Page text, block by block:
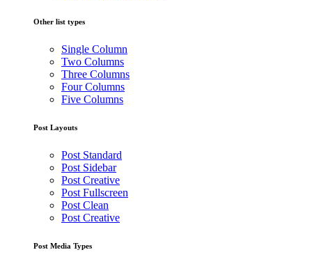
Other list types
Single Column
Two Columns
Three Columns
Four Columns
Five Columns
Post Layouts
Post Standard
Post Sidebar
Post Creative
Post Fullscreen
Post Clean
Post Creative
Post Media Types